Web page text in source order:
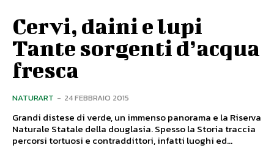
Cervi, daini e lupi
Tante sorgenti d’acqua
fresca
NATURART - 24 FEBBRAIO 2015
Grandi distese di verde, un immenso panorama e la Riserva
Naturale Statale della douglasia. Spesso la Storia traccia
percorsi tortuosi e contraddittori, infatti luoghi ed...